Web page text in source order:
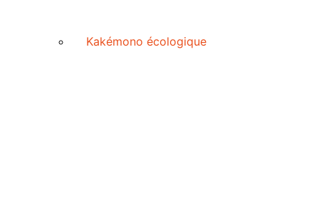
Kakémono écologique